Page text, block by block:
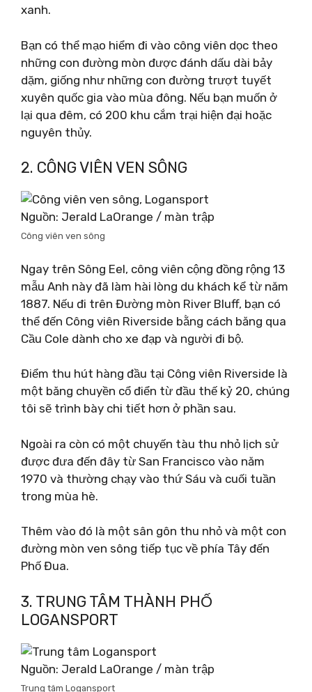
xanh.
Bạn có thể mạo hiểm đi vào công viên dọc theo
những con đường mòn được đánh dấu dài bảy
dặm, giống như những con đường trượt tuyết
xuyên quốc gia vào mùa đông. Nếu bạn muốn ở
lại qua đêm, có 200 khu cắm trại hiện đại hoặc
nguyên thủy.
2. CÔNG VIÊN VEN SÔNG
Nguồn: Jerald LaOrange / màn trập
Công viên ven sông
Ngay trên Sông Eel, công viên cộng đồng rộng 13
mẫu Anh này đã làm hài lòng du khách kể từ năm
1887. Nếu đi trên Đường mòn River Bluff, bạn có
thể đến Công viên Riverside bằng cách băng qua
Cầu Cole dành cho xe đạp và người đi bộ.
Điểm thu hút hàng đầu tại Công viên Riverside là
một băng chuyền cổ điển từ đầu thế kỷ 20, chúng
tôi sẽ trình bày chi tiết hơn ở phần sau.
Ngoài ra còn có một chuyến tàu thu nhỏ lịch sử
được đưa đến đây từ San Francisco vào năm
1970 và thường chạy vào thứ Sáu và cuối tuần
trong mùa hè.
Thêm vào đó là một sân gôn thu nhỏ và một con
đường mòn ven sông tiếp tục về phía Tây đến
Phố Đua.
3. TRUNG TÂM THÀNH PHỐ
LOGANSPORT
Nguồn: Jerald LaOrange / màn trập
Trung tâm Logansport